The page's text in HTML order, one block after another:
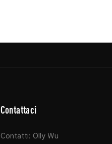
Contattaci
Contatti: Olly Wu